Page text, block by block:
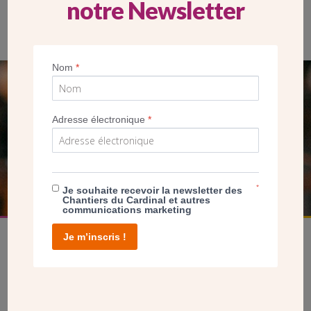
Intérieur des locaux
SEUL VOTRE DON
NOUS PERMET D’AGIR
FAIRE UN DON
notre Newsletter
Nom*
Adresse électronique*
Je souhaite recevoir la newsletter des
Chantiers du Cardinal et autres
communications marketing
*
Je m’inscris !